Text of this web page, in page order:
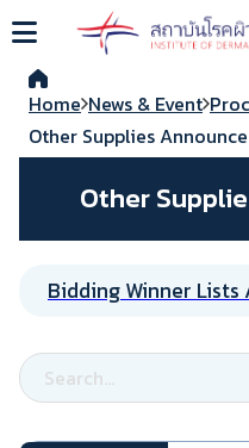
Home News & Event
Other Supplies
Other
Bidding Winner